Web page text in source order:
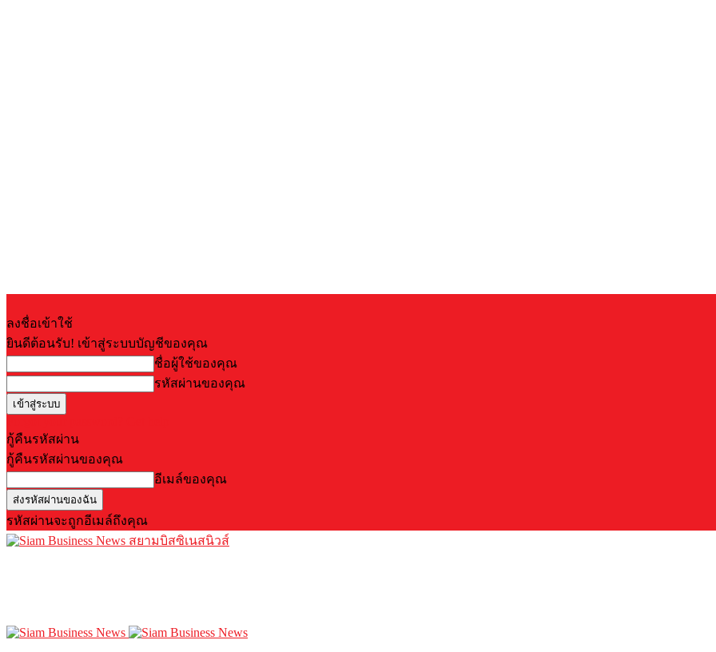
ลงชื่อเข้าใช้
ยินดีต้อนรับ! เข้าสู่ระบบบัญชีของคุณ
ชื่อผู้ใช้ของคุณ
รหัสผ่านของคุณ
กู้คืนรหัสผ่าน
กู้คืนรหัสผ่านของคุณ
อีเมล์ของคุณ
รหัสผ่านจะถูกอีเมล์ถึงคุณ
สยามบิสซิเนสนิวส์